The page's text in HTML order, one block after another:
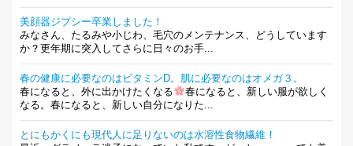
美顔器ジプシー卒業しました！
みなさん、たるみや小じわ、毛穴のメンテナンス、どうしています
か？更年期に突入してさらに日々のお手...
春の健康に必要なのはビタミンD。肌に必要なのはオメガ３。
春になると、外に出かけたくなる
春になると、新しい服が欲しく
なる。春になると、新しい自分になりた...
とにもかくにも現代人に足りないのは水溶性食物繊維！